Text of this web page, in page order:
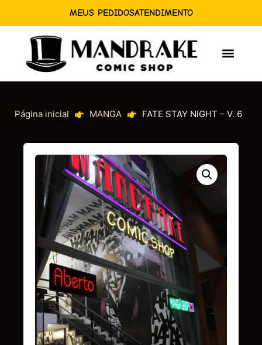
MEUS PEDIDOSATENDIMENTO
Página inicial MANGA FATE STAY NIGHT – V. 6